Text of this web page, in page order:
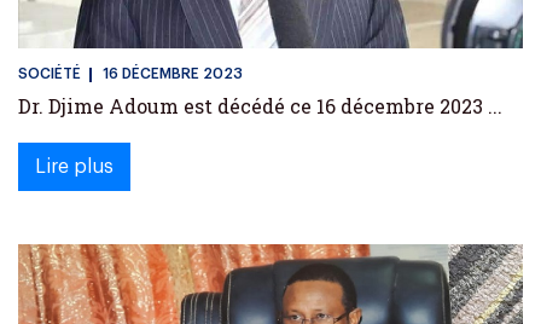
SOCIÉTÉ 16 DÉCEMBRE 2023
Dr. Djime Adoum est décédé ce 16 décembre 2023 ...
Lire plus